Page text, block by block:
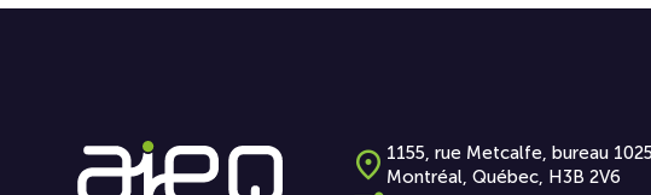
1155, rue Metcalfe, bureau
Montréal, Québec, H3B 2V6